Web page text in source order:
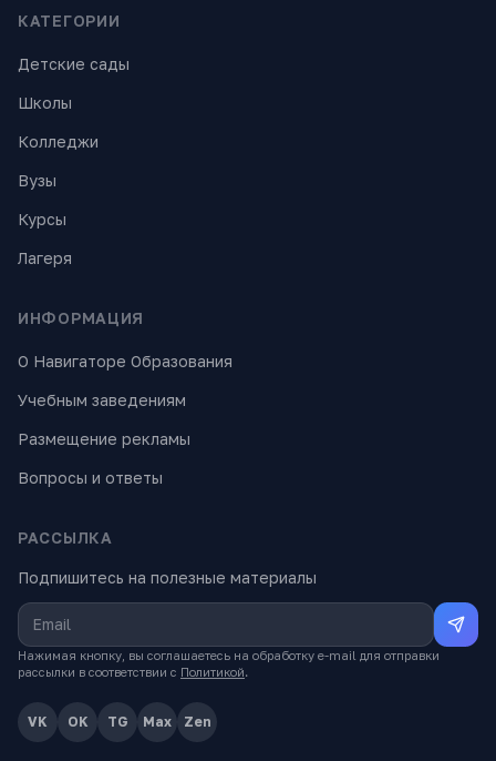
КАТЕГОРИИ
Детские сады
Школы
Колледжи
Вузы
Курсы
Лагеря
ИНФОРМАЦИЯ
О Навигаторе Образования
Учебным заведениям
Размещение рекламы
Вопросы и ответы
РАССЫЛКА
Подпишитесь на полезные материалы
Нажимая кнопку, вы соглашаетесь на обработку e-mail для отправки
рассылки в соответствии с Политикой.
VK OK TG Max Zen